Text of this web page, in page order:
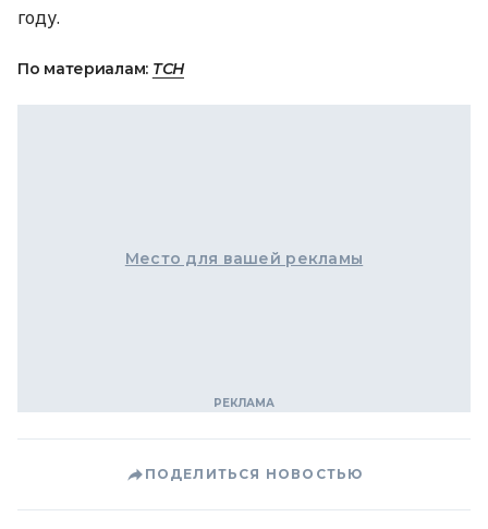
году.
По материалам: ТСН
Место для вашей рекламы
ПОДЕЛИТЬСЯ НОВОСТЬЮ